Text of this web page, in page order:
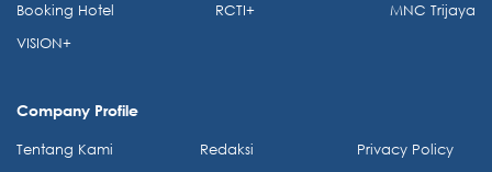
Booking Hotel
VISION+
RCTI+
MNC Trijaya
Company Profile
Tentang Kami
Redaksi
Privacy Policy